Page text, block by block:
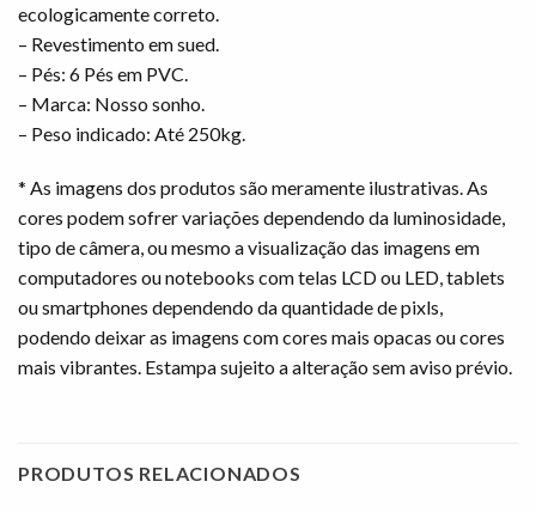
ecologicamente correto.
– Revestimento em sued.
– Pés: 6 Pés em PVC.
– Marca: Nosso sonho.
– Peso indicado: Até 250kg.
* As imagens dos produtos são meramente ilustrativas. As
cores podem sofrer variações dependendo da luminosidade,
tipo de câmera, ou mesmo a visualização das imagens em
computadores ou notebooks com telas LCD ou LED, tablets
ou smartphones dependendo da quantidade de pixls,
podendo deixar as imagens com cores mais opacas ou cores
mais vibrantes. Estampa sujeito a alteração sem aviso prévio.
PRODUTOS RELACIONADOS